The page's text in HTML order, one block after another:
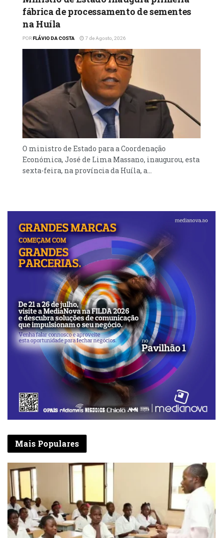
fábrica de processamento de sementes
na Huíla
PORFLÁVIO DA COSTA 7 de Agosto, 2026
O ministro de Estado para a Coordenação
Económica, José de Lima Massano, inaugurou, esta
sexta-feira, na província da Huíla, a...
Mais Populares